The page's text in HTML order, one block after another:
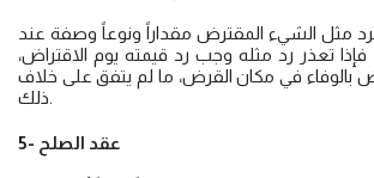
مثل الشيء المقترض مقداراً ونوعاً وصفة عند
تعذر رد مثله وجب رد قيمته يوم الاقتراض،
بالوفاء في مكان القرض، ما لم يتفق على خلاف
ذلك.